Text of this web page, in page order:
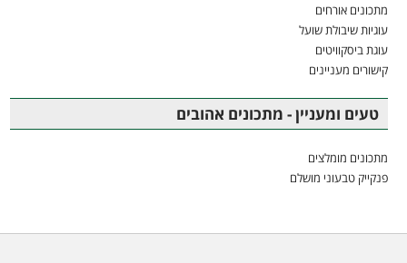
מתכונים אורחים
עוגיות שיבולת שועל
עוגת ביסקוויטים
קישורים מעניינים
טעים ומעניין - מתכונים אהובים
מתכונים מומלצים
פנקייק טבעוני מושלם